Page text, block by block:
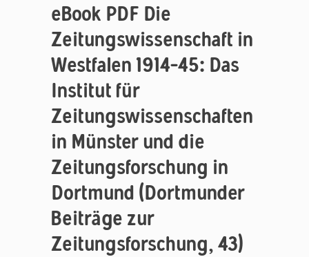
eBook PDF Die
Zeitungswissenschaft in
Westfalen 1914–45: Das
Institut für
Zeitungswissenschaften
in Münster und die
Zeitungsforschung in
Dortmund (Dortmunder
Beiträge zur
Zeitungsforschung, 43)